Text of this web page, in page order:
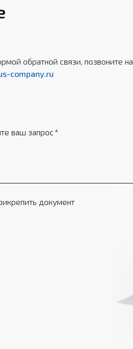
обратной связи, позвоните на
company.ru
ваш запрос
документ